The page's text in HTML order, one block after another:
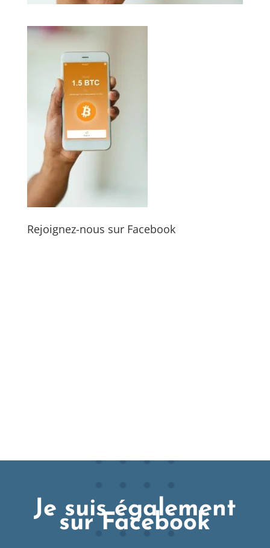
Rejoignez-nous sur Facebook
Je suis également
sur Facebook